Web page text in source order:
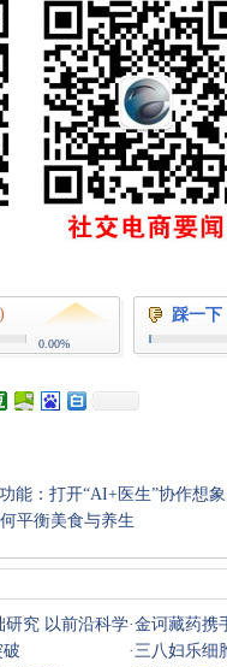
0.00%
踩一下
能：打开“AI+医生”协作想
平衡美食与养生
研究 以前沿科学·金诃藏药携
·三八妇乐细